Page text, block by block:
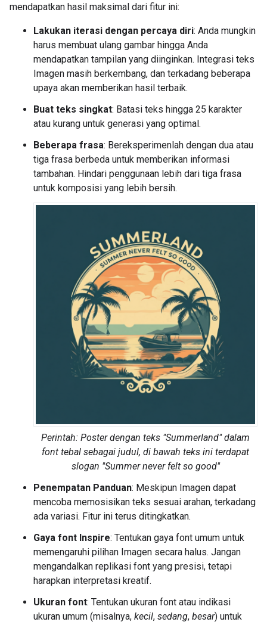
mendapatkan hasil maksimal dari fitur ini:
Lakukan iterasi dengan percaya diri: Anda mungkin
harus membuat ulang gambar hingga Anda
mendapatkan tampilan yang diinginkan. Integrasi teks
Imagen masih berkembang, dan terkadang beberapa
upaya akan memberikan hasil terbaik.
Buat teks singkat: Batasi teks hingga 25 karakter
atau kurang untuk generasi yang optimal.
Beberapa frasa: Bereksperimenlah dengan dua atau
tiga frasa berbeda untuk memberikan informasi
tambahan. Hindari penggunaan lebih dari tiga frasa
untuk komposisi yang lebih bersih.
Perintah: Poster dengan teks "Summerland" dalam
font tebal sebagai judul, di bawah teks ini terdapat
slogan "Summer never felt so good"
Penempatan Panduan: Meskipun Imagen dapat
mencoba memosisikan teks sesuai arahan, terkadang
ada variasi. Fitur ini terus ditingkatkan.
Gaya font Inspire: Tentukan gaya font umum untuk
memengaruhi pilihan Imagen secara halus. Jangan
mengandalkan replikasi font yang presisi, tetapi
harapkan interpretasi kreatif.
Ukuran font: Tentukan ukuran font atau indikasi
ukuran umum (misalnya, kecil, sedang, besar) untuk